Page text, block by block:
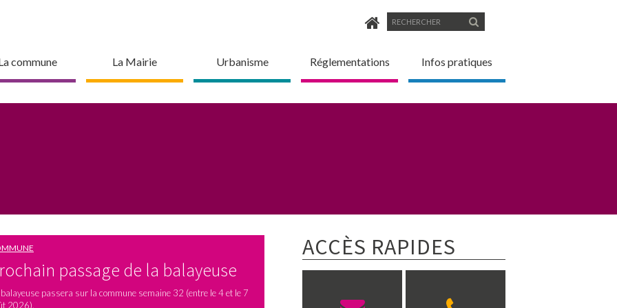
Formulaire
recherche
commune La Mairie Urbanisme Réglementations Infos pratiques
passage de la balayeuse
passera sur la commune semaine 32 (entre le 4 et le 7
2026).
ACCÈS RAPIDES